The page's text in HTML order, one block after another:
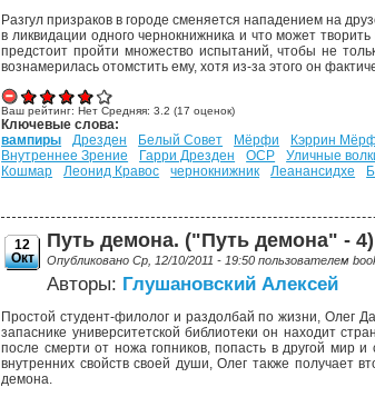
Разгул призраков в городе сменяется нападением на
в ликвидации одного чернокнижника и что может
предстоит пройти множество испытаний, чтобы не
вознамерилась отомстить ему, хотя из-за этого он
Ваш рейтинг:Нет Средняя:3.2 (17 оценок)
Ключевые слова:
вампиры
Дрезден Белый Совет Мёрфи Кэррин
Внутреннее Зрение
Гарри Дрезден ОСР Уличные
Кошмар
Леонид Кравос чернокнижник Леанансидхе
12
Окт
Путь демона. ("Путь демона" - 4)
Опубликовано Ср, 12/10/2011 - 19:50 пользователем
Авторы: Глушановский Алексей
Простой студент-филолог и раздолбай по жизни, Олег
запаснике университетской библиотеки он находит
после смерти от ножа гопников, попасть в другой мир
внутренних свойств своей души, Олег также получает
демона.